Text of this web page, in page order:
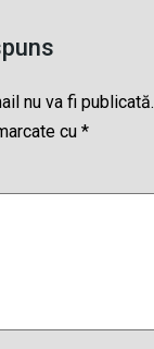
nu va fi publicată.
cu *